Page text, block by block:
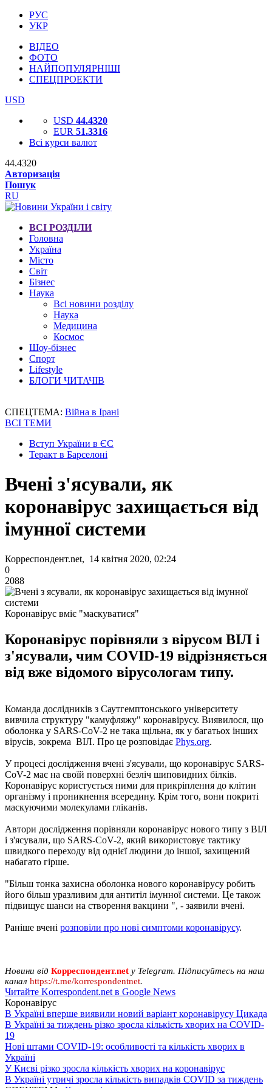
РУС
УКР
ВІДЕО
ФОТО
НАЙПОПУЛЯРНІШІ
СПЕЦПРОЕКТИ
USD
USD 44.4320
EUR 51.3316
Всі курси валют
44.4320
Авторизація
Пошук
RU
ВСІ РОЗДІЛИ
Головна
Україна
Місто
Світ
Бізнес
Наука
Всі новини розділу
Наука
Медицина
Космос
Шоу-бізнес
Спорт
Lifestyle
БЛОГИ ЧИТАЧІВ
СПЕЦТЕМА: Війна в Ірані
ВСІ ТЕМИ
Вступ України в ЄС
Теракт в Барселоні
Вчені з'ясували, як
коронавірус захищається від
імунної системи
Корреспондент.net, 14 квітня 2020, 02:24
0
2088
Коронавірус вміє "маскуватися"
Коронавірус порівняли з вірусом ВІЛ і
з'ясували, чим COVID-19 відрізняється
від вже відомого вірусологам типу.
Команда дослідників з Саутгемптонського університету
вивчила структуру "камуфляжу" коронавірусу. Виявилося, що
оболонка у SARS-CoV-2 не така щільна, як у багатьох інших
вірусів, зокрема ВІЛ. Про це розповідає Phys.org.
У процесі дослідження вчені з'ясували, що коронавірус SARS-
CoV-2 має на своїй поверхні безліч шиповидних білків.
Коронавірус користується ними для прикріплення до клітин
організму і проникнення всередину. Крім того, вони покриті
маскуючими молекулами гліканів.
Автори дослідження порівняли коронавірус нового типу з ВІЛ
і з'ясували, що SARS-CoV-2, який використовує тактику
швидкого переходу від однієї людини до іншої, захищений
набагато гірше.
"Більш тонка захисна оболонка нового коронавірусу робить
його більш уразливим для антитіл імунної системи. Це також
підвищує шанси на створення вакцини ", - заявили вчені.
Раніше вчені розповіли про нові симптоми коронавірусу.
Новини від Корреспондент.net у Telegram. Підписуйтесь на наш
канал https://t.me/korrespondentnet.
Читайте Korrespondent.net в Google News
Коронавірус
В Україні вперше виявили новий варіант коронавірусу Цикада
В Україні за тиждень різко зросла кількість хворих на COVID-
19
Нові штами COVID-19: особливості та кількість хворих в
Україні
У Києві різко зросла кількість хворих на коронавірус
В Україні утричі зросла кількість випадків COVID за тиждень